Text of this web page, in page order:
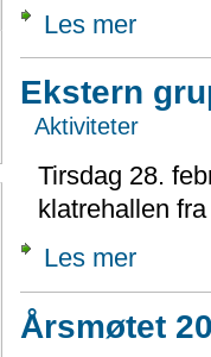
Les mer
Ekstern
Aktiviteter
Tirsdag 28.
klatrehallen
Les mer
Årsmøtet